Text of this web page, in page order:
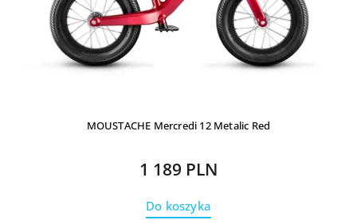
MOUSTACHE Mercredi 12 Metalic Red
1 189 PLN
Do koszyka